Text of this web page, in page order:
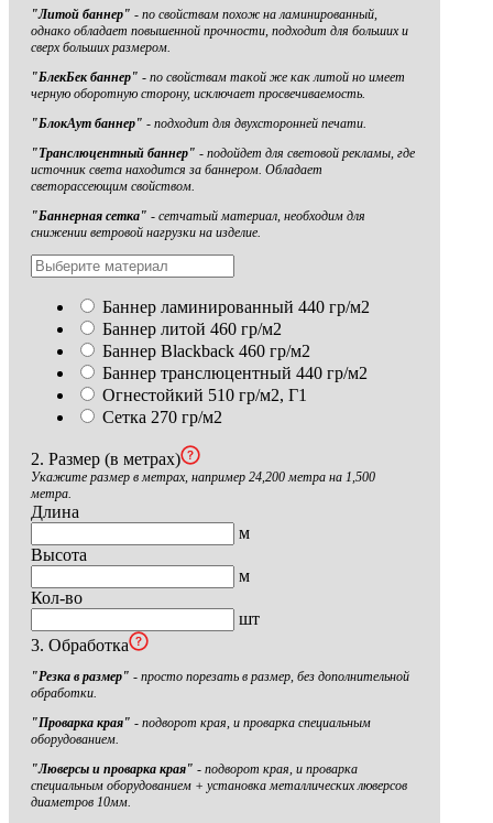
"Литой баннер" - по свойствам похож на ламинированный,
однако обладает повышенной прочности, подходит для больших и
сверх больших размером.
"БлекБек баннер" - по свойствам такой же как литой но имеет
черную оборотную сторону, исключает просвечиваемость.
"БлокАут баннер" - подходит для двухсторонней печати.
"Транслюцентный баннер" - подойдет для световой рекламы, где
источник света находится за баннером. Обладает
светорассеющим свойством.
"Баннерная сетка" - сетчатый материал, необходим для
снижении ветровой нагрузки на изделие.
Баннер ламинированный 440 гр/м2
Баннер литой 460 гр/м2
Баннер Blackback 460 гр/м2
Баннер транслюцентный 440 гр/м2
Огнестойкий 510 гр/м2, Г1
Сетка 270 гр/м2
2. Размер (в метрах)
Укажите размер в метрах, например 24,200 метра на 1,500
метра.
Длина
м
Высота
м
Кол-во
шт
3. Обработка
"Резка в размер" - просто порезать в размер, без дополнительной
обработки.
"Проварка края" - подворот края, и проварка специальным
оборудованием.
"Люверсы и проварка края" - подворот края, и проварка
специальным оборудованием + установка металлических люверсов
диаметров 10мм.